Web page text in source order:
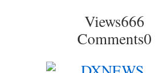
Views666
Comments0